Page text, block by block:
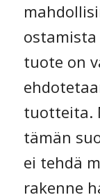
ostamista
tuote on
tuotteita.
tämän
ei tehdä
rakenne